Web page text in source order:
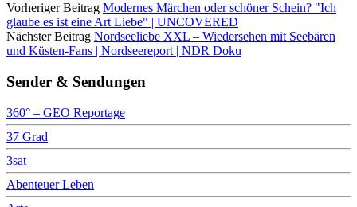
Vorheriger Beitrag Modernes Märchen oder schöner Schein? "Ich
glaube es ist eine Art Liebe" | UNCOVERED
Nächster Beitrag Nordseeliebe XXL – Wiedersehen mit Seebären
und Küsten-Fans | Nordseereport | NDR Doku
Sender & Sendungen
360° – GEO Reportage
37 Grad
3sat
Abenteuer Leben